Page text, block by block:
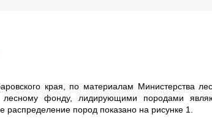
края, по материалам Министерства
фонду, лидирующими породами
пород показано на рисунке 1.